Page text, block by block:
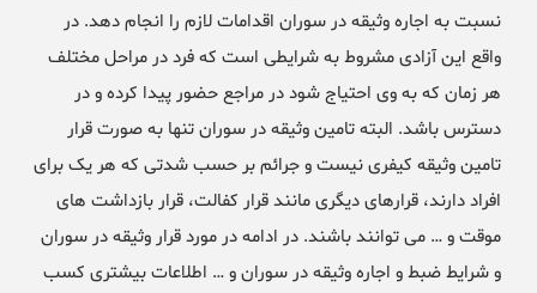
نسبت به اجاره وثیقه در سوران اقدامات لازم را انجام دهد. در
واقع این آزادی مشروط به شرایطی است که فرد در مراحل مختلف
هر زمان که به وی احتیاج شود در مراجع حضور پیدا کرده و در
دسترس باشد. البته تامین وثیقه در سوران تنها به صورت قرار
تامین وثیقه کیفری نیست و جرائم بر حسب شدتی که هر یک برای
افراد دارند، قرارهای دیگری مانند قرار کفالت، قرار بازداشت های
موقت و … می توانند باشند. در ادامه در مورد قرار وثیقه در سوران
و شرایط ضبط و اجاره وثیقه در سوران و … اطلاعات بیشتری کسب